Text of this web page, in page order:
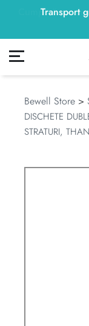
Transport
meu
Bewell Store >
DISCHETE
STRATURI,